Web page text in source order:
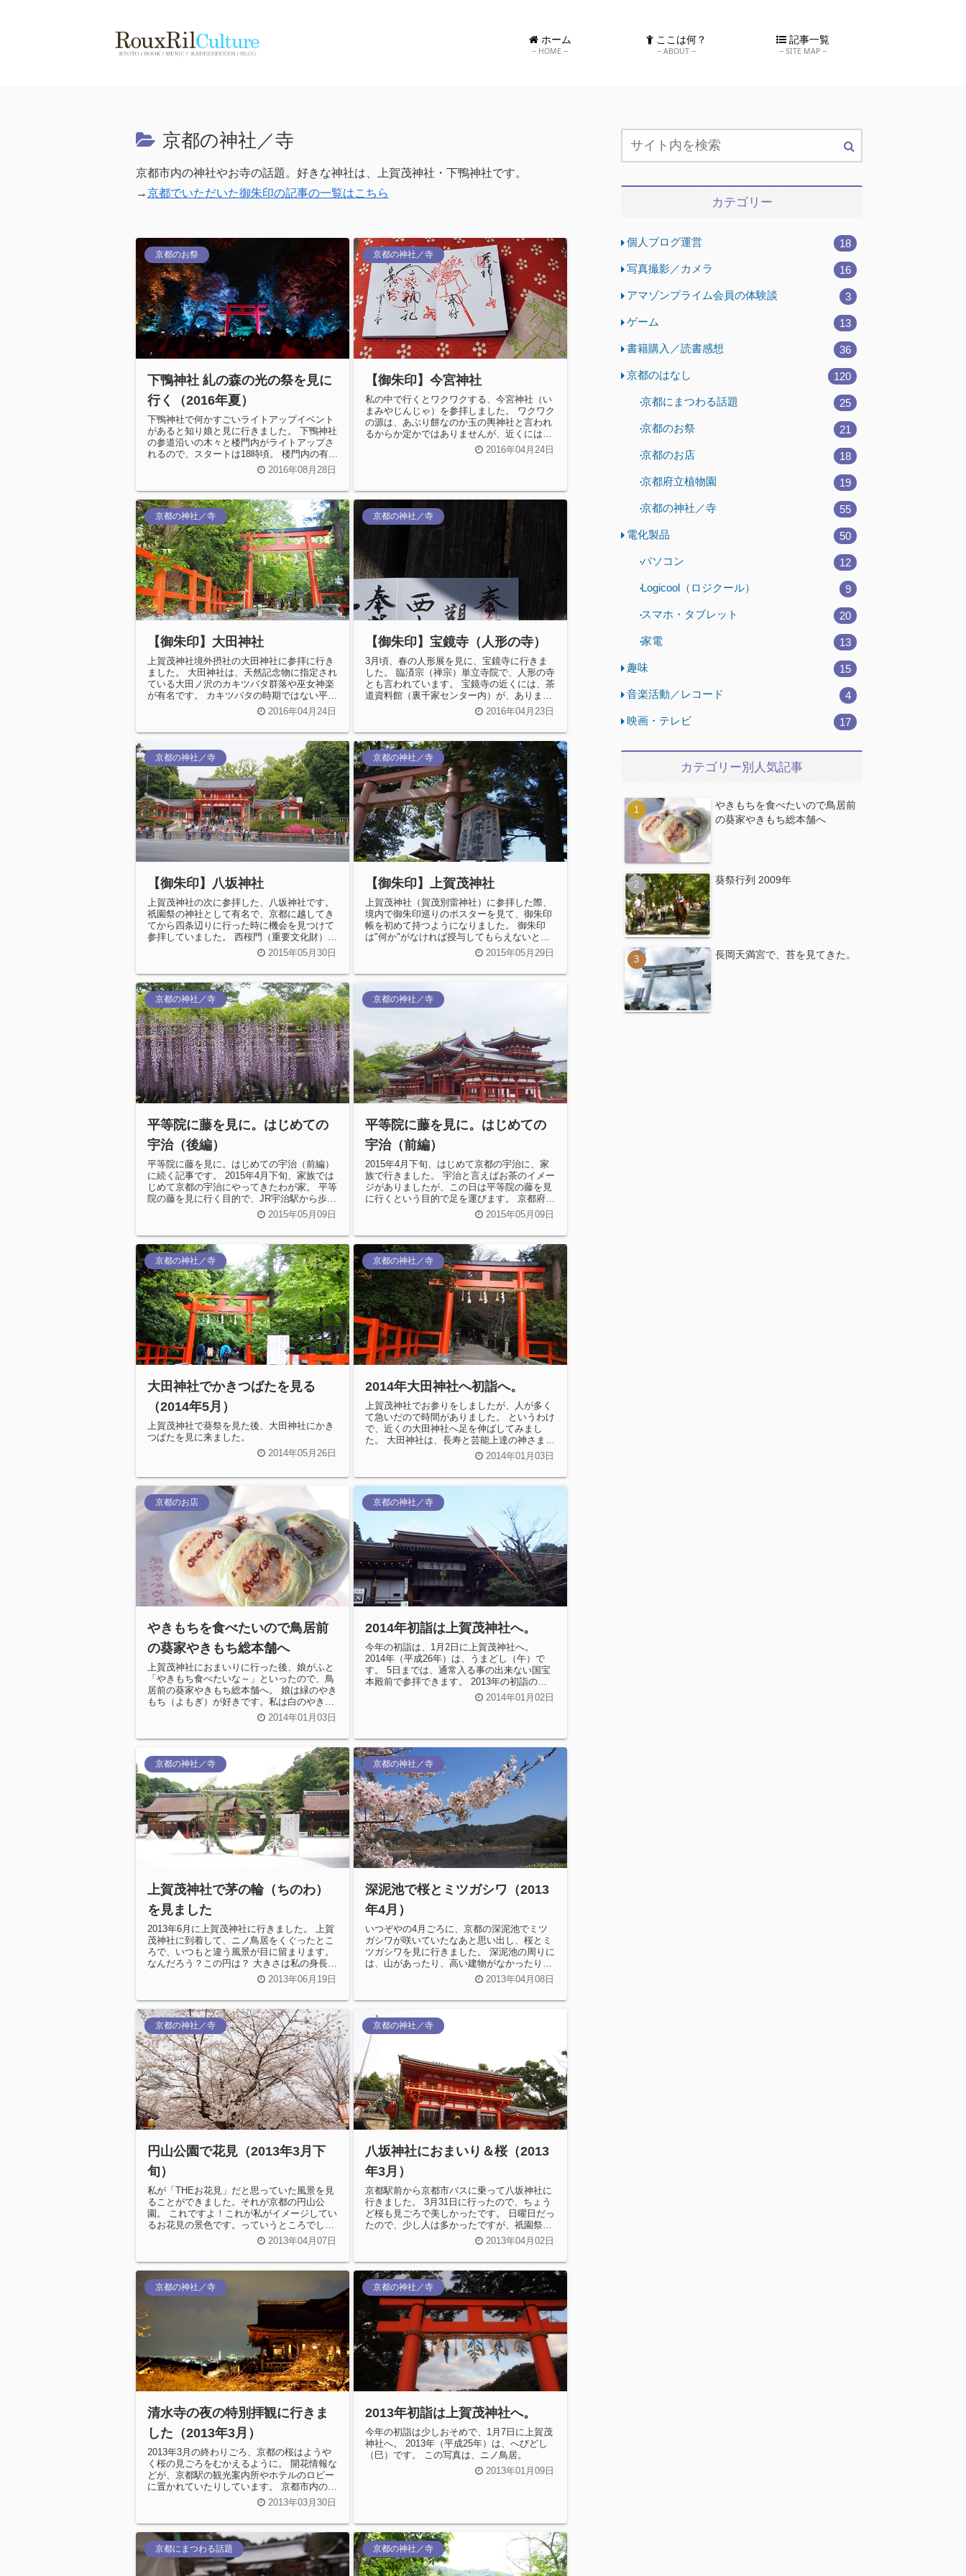
ホーム
HOME
ここは何？
ABOUT
記事一覧
SITE MAP
京都の神社／寺
京都市内の神社やお寺の話題。好きな神社は、上賀茂神社・下鴨神社です。
→京都でいただいた御朱印の記事の一覧はこちら
京都のお祭
下鴨神社 糺の森の光の祭を見に
行く（2016年夏）
下鴨神社で何かすごいライトアップイベント
があると知り娘と見に行きました。 下鴨神社
の参道沿いの木々と楼門内がライトアップさ
れるので、スタートは18時頃。 楼門内の有料
の「呼応する球体」は、時間前...2016年08月28日
京都の神社／寺
【御朱印】今宮神社
私の中で行くとワクワクする、今宮神社（い
まみやじんじゃ）を参拝しました。 ワクワク
の源は、あぶり餅なのか玉の輿神社と言われ
るからか定かではありませんが、近くには大
徳寺もあり、私の中で心躍るス...2016年04月24日
京都の神社／寺
【御朱印】大田神社
上賀茂神社境外摂社の大田神社に参拝に行き
ました。 大田神社は、天然記念物に指定され
ている大田ノ沢のカキツバタ群落や巫女神楽
が有名です。 カキツバタの時期ではない平日
2016年04月24日
京都の神社／寺
【御朱印】宝鏡寺（人形の寺）
3月頃、春の人形展を見に、宝鏡寺に行きま
した。 臨済宗（禅宗）単立寺院で、人形の寺
とも言われています。 宝鏡寺の近くには、茶
道資料館（裏千家センター内）が、ありま
す。 京都御所近くなので、お...2016年04月23日
京都の神社／寺
【御朱印】八坂神社
上賀茂神社の次に参拝した、八坂神社です。
祇園祭の神社として有名で、京都に越してき
てから四条辺りに行った時に機会を見つけて
参拝していました。 西桜門（重要文化財）
を、近くにあるローソン辺りから...2015年05月30日
京都の神社／寺
【御朱印】上賀茂神社
上賀茂神社（賀茂別雷神社）に参拝した際、
境内で御朱印巡りのポスターを見て、御朱印
帳を初めて持つようになりました。 御朱印
は"何か"がなければ授与してもらえないと思
っていましたが、参拝の証しとして...
2015年05月29日
京都の神社／寺
平等院に藤を見に。はじめての
宇治（後編）
平等院に藤を見に。はじめての宇治（前編）
に続く記事です。 2015年4月下旬、家族では
じめて京都の宇治にやってきたわが家。 平等
院の藤を見に行く目的で、JR宇治駅から歩い
て、平等院に到着しました。...2015年05月09日
京都の神社／寺
平等院に藤を見に。はじめての
宇治（前編）
2015年4月下旬、はじめて京都の宇治に、家
族で行きました。 宇治と言えばお茶のイメー
ジがありましたが、この日は平等院の藤を見
に行くという目的で足を運びます。 京都府宇
治市にある、平等院（びょ... 2015年05月09日
京都の神社／寺
大田神社でかきつばたを見る
（2014年5月）
上賀茂神社で葵祭を見た後、大田神社にかき
つばたを見に来ました。
2014年05月26日
京都の神社／寺
2014年大田神社へ初詣へ。
上賀茂神社でお参りをしましたが、人が多く
て急いだので時間がありました。 というわけ
で、近くの大田神社へ足を伸ばしてみまし
た。 大田神社は、長寿と芸能上達の神さまが
いると思っているので、 個人的にはブ...
2014年01月03日
京都のお店
やきもちを食べたいので鳥居前
の葵家やきもち総本舗へ
上賀茂神社におまいりに行った後、娘がふと
「やきもち食べたいな～」といったので、鳥
居前の葵家やきもち総本舗へ。 娘は緑のやき
もち（よもぎ）が好きです。私は白のやきも
2014年01月03日
京都の神社／寺
2014年初詣は上賀茂神社へ。
今年の初詣は、1月2日に上賀茂神社へ。
2014年（平成26年）は、うまどし（午）で
す。 5日までは、通常入る事の出来ない国宝
本殿前で参拝できます。 2013年の初詣のと
き行われていた桧皮屋根葺替工...2014年01月02日
京都の神社／寺
上賀茂神社で茅の輪（ちのわ）
を見ました
2013年6月に上賀茂神社に行きました。 上賀
茂神社に到着して、ニノ鳥居をくぐったとこ
ろで、いつもと違う風景が目に留まります。
なんだろう？この円は？ 大きさは私の身長よ
り大きくて、2メートル以上は...2013年06月19日
京都の神社／寺
深泥池で桜とミツガシワ（2013
年4月）
いつぞやの4月ごろに、京都の深泥池でミツ
ガシワが咲いていたなあと思い出し、桜とミ
ツガシワを見に行きました。 深泥池の周りに
は、山があったり、高い建物がなかったりし
てなんだか気持ちがいいです。 ...2013年04月08日
京都の神社／寺
円山公園で花見（2013年3月下
旬）
私が「THEお花見」だと思っていた風景を見
ることができました。それが京都の円山公
園。 これですよ！これが私がイメージしてい
るお花見の景色です。っていうところでし
2013年04月07日
京都の神社／寺
八坂神社におまいり＆桜（2013
年3月）
京都駅前から京都市バスに乗って八坂神社に
行きました。 3月31日に行ったので、ちょう
ど桜も見ごろで美しかったです。 日曜日だっ
たので、少し人は多かったですが、祇園祭の
時期ほどぎゅうぎゅうに混雑...2013年04月02日
京都の神社／寺
清水寺の夜の特別拝観に行きま
した（2013年3月）
2013年3月の終わりごろ、京都の桜はようや
く桜の見ごろをむかえるように。 開花情報な
どが、京都駅の観光案内所やホテルのロビー
に置かれていたりしています。 京都市内の桜
のスポットは何箇所かあり... 2013年03月30日
京都の神社／寺
2013年初詣は上賀茂神社へ。
今年の初詣は少しおそめで、1月7日に上賀茂
神社へ。 2013年（平成25年）は、へびどし
（巳）です。 この写真は、ニノ鳥居。
2013年01月09日
京都にまつわる話題 京都の神社／寺
カテゴリー
個人ブログ運営 18
写真撮影／カメラ 16
アマゾンプライム会員の体験談 3
ゲーム 13
書籍購入／読書感想 36
京都のはなし 120
京都にまつわる話題 25
京都のお祭 21
京都のお店 18
京都府立植物園 19
京都の神社／寺 55
電化製品 50
パソコン 12
Logicool（ロジクール） 9
スマホ・タブレット 20
家電 13
趣味 15
音楽活動／レコード 4
映画・テレビ 17
カテゴリー別人気記事
やきもちを食べたいので鳥居前
の葵家やきもち総本舗へ
葵祭行列 2009年
長岡天満宮で、苔を見てきた。